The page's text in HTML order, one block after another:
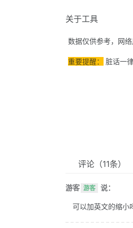
关于工具
数据仅供参考，网
重要提醒： 脏话一
评论 （11条）
游客 游客 说：
可以加英文的缩小